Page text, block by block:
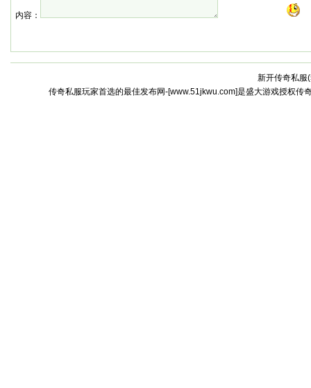
内容：
新开传奇私服(
传奇私服玩家首选的最佳发布网-[www.51jkwu.com]是盛大游戏授权传